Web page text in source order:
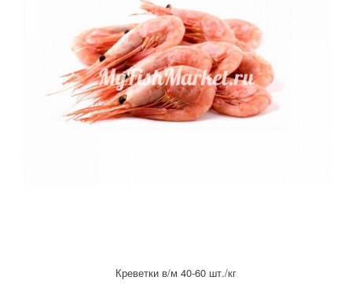
Креветки в/м 40-60 шт./кг